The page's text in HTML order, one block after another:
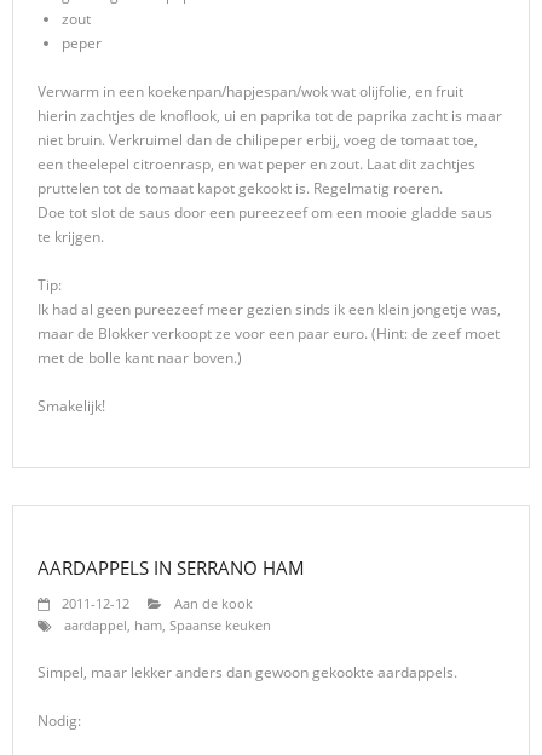
zout
peper
Verwarm in een koekenpan/hapjespan/wok wat olijfolie, en fruit
hierin zachtjes de knoflook, ui en paprika tot de paprika zacht is maar
niet bruin. Verkruimel dan de chilipeper erbij, voeg de tomaat toe,
een theelepel citroenrasp, en wat peper en zout. Laat dit zachtjes
pruttelen tot de tomaat kapot gekookt is. Regelmatig roeren.
Doe tot slot de saus door een pureezeef om een mooie gladde saus
te krijgen.
Tip:
Ik had al geen pureezeef meer gezien sinds ik een klein jongetje was,
maar de Blokker verkoopt ze voor een paar euro. (Hint: de zeef moet
met de bolle kant naar boven.)
Smakelijk!
AARDAPPELS IN SERRANO HAM
2011-12-12
Aan de kook
aardappel, ham, Spaanse keuken
Simpel, maar lekker anders dan gewoon gekookte aardappels.
Nodig: